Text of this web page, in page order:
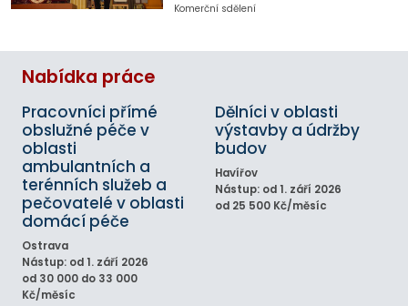
Komerční sdělení
Nabídka práce
Pracovníci přímé
obslužné péče v
oblasti
ambulantních a
terénních služeb a
pečovatelé v oblasti
domácí péče
Ostrava
Nástup: od 1. září 2026
od 30 000 do 33 000
Kč/měsíc
Dělníci v oblasti
výstavby a údržby
budov
Havířov
Nástup: od 1. září 2026
od 25 500 Kč/měsíc